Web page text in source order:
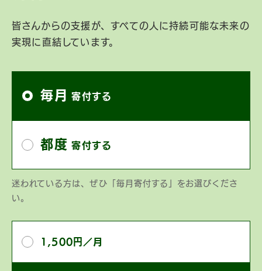
皆さんからの支援が、すべての人に持続可能な未来の
実現に直結しています。
ス
毎月 寄付する
都度 寄付する
迷われている方は、ぜひ「毎月寄付する」をお選びくださ
い。
付
額
1,500円／月